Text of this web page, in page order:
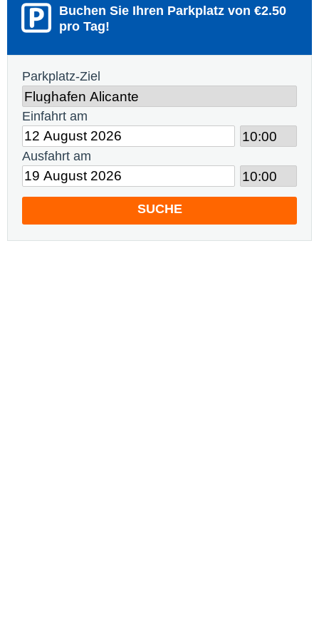
Buchen Sie Ihren Parkplatz von €2.50
pro Tag!
Parkplatz-Ziel
Einfahrt am
Ausfahrt am
SUCHE